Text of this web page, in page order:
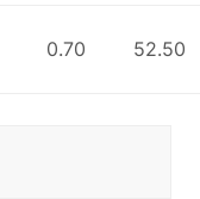
0.70 52.50